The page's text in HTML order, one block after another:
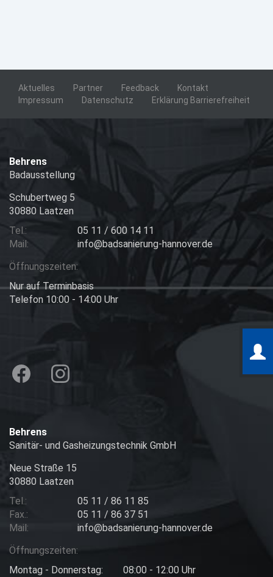
Aktuelles Partner Feedback
Kontakt
Impressum
Datenschutz Erklärung Barrierefreiheit
Behrens
Badausstellung
Schubertweg 5
30880 Laatzen
Tel.:
Mail:
05 11 / 600 14 11
info@badsanierung-hannover.de
Öffnungszeiten:
Nur auf Terminbasis
Telefon 10:00 - 14:00 Uhr
Behrens
Sanitär- und Gasheizungstechnik GmbH
Neue Straße 15
30880 Laatzen
Tel.:
Fax.:
Mail:
05 11 / 86 11 85
05 11 / 86 37 51
info@badsanierung-hannover.de
Öffnungszeiten:
Montag - Donnerstag:
08:00 - 12:00 Uhr